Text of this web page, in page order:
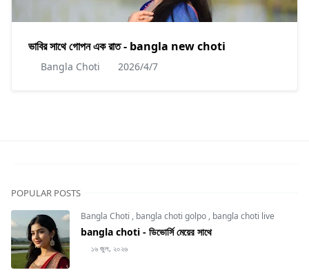
ভাবির সাথে গোপন এক রাত - bangla new choti
Bangla Choti 2026/4/7
POPULAR POSTS
Bangla Choti , bangla choti golpo , bangla choti live
bangla choti - ডিভোর্সি মেয়ের সাথে
১৬ জুল, ২০২৬